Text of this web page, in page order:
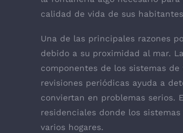
calidad de vida de sus
Una de las principales razones
debido a su proximidad al mar.
componentes de los sistemas
revisiones periódicas ayuda a
conviertan en problemas serios.
residenciales donde los
varios hogares.